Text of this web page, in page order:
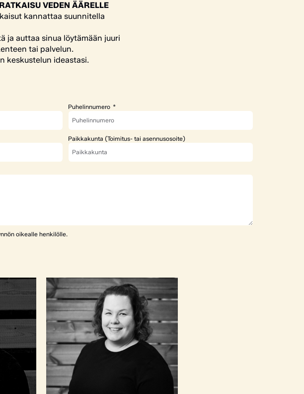
VEDEN ÄÄRELLE
kannattaa suunnitella
ja auttaa sinua löytämään juuri
tai palvelun.
keskustelun ideastasi.
Puhelinnumero
Paikkakunta (Toimitus- tai asennusosoite)
oikealle henkilölle.